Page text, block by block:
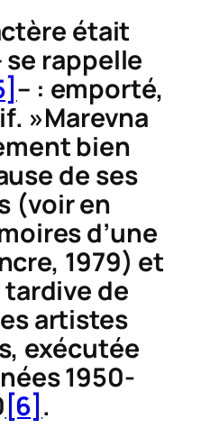
était
se rappelle
– : emporté,
»Marevna
bien
de ses
(voir en
d’une
1979) et
tardive de
artistes
exécutée
1950-
[6] .